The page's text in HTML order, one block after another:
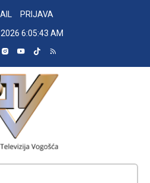
PRIJAVA
6:05:44 AM